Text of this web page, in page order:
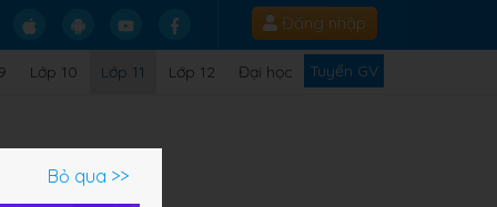
Đăng nhập
Lớp 10 Lớp 11 Lớp 12 Đại học Tuyển GV
Bỏ qua >>